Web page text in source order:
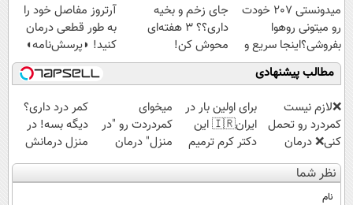
قسطی
میدونستی 207 خودت
رو میتونی روهوا
بفروشی؟اینجا سریع و
راحت بفروش
جای زخم و بخیه
داری؟؟ 3 هفته‌ای
محوش کن!
آرتروز مفاصل خود را
به طور قطعی درمان
کنید! ◗پرسش‌نامه◖
مطالب پیشنهادی
❌لازم نیست
کمردرد رو تحمل
کنی❌ درمان
بدون جراحی و
قرص
(پرسشنامه)
برای اولین بار در
ایران🇮🇷 این
دکتر کرم ترمیم
کننده 23 روزه
ساخت!
میخوای
کمردردت رو "در
منزل" درمان
کنی؟ (◂فیلم +
◂پرسش‌نامه)
کمر درد داری؟
دیگه بسه! در
منزل درمانش
کن
(◀پرسش‌نامه)
نظر شما
نام